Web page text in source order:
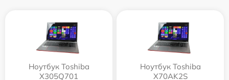
Ноутбук Toshiba
X305Q701
Ноутбук Toshiba
X70AK2S